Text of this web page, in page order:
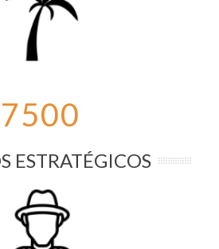
7500
ESTRATÉGICOS